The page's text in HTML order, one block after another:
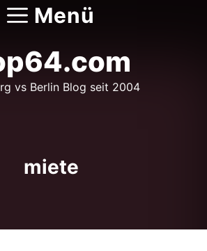
Menü
vs Berlin Blog seit 2004
miete